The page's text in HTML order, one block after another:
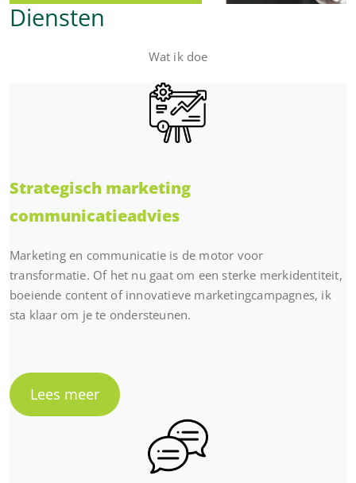
Diensten
Wat ik doe
Strategisch marketing
communicatieadvies
Marketing en communicatie is de motor voor
transformatie. Of het nu gaat om een sterke merkidentiteit,
boeiende content of innovatieve marketingcampagnes, ik
sta klaar om je te ondersteunen.
Lees meer